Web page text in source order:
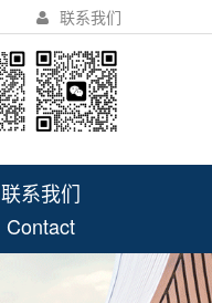
联系我们
联系我们
Contact